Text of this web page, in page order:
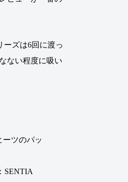
ーズは6回に渡っ
ない程度に吸い
SENTIA